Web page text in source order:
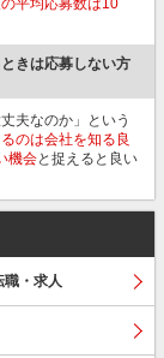
きは応募しない方
夫なのか」という
のは会社を知る良
機会と捉えると良い
・求人